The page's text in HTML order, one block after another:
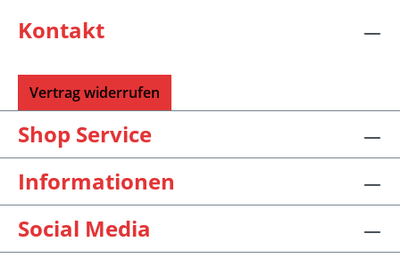
Kontakt
Vertrag widerrufen
Shop Service
Informationen
Social Media